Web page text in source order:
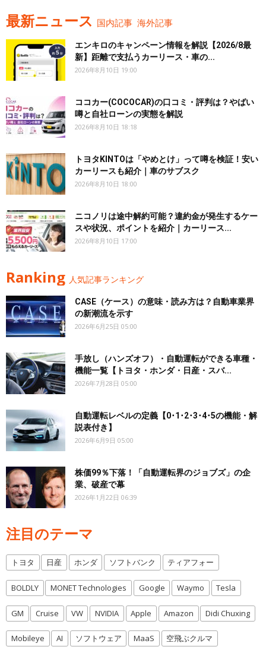
最新ニュース 国内記事 海外記事
エンキロのキャンペーン情報を解説【2026/8最
新】距離で支払うカーリース・車の...
2026年8月10日 19:00
ココカー(COCOCAR)の口コミ・評判は？やばい
噂と自社ローンの実態を解説
2026年8月10日 18:18
トヨタKINTOは「やめとけ」って噂を検証！安い
カーリースも紹介｜車のサブスク
2026年8月10日 18:00
ニコノリは途中解約可能？違約金が発生するケー
スや状況、ポイントを紹介｜カーリース...
2026年8月10日 17:00
Ranking 人気記事ランキング
CASE（ケース）の意味・読み方は？自動車業界
の新潮流を示す
2026年6月25日 05:00
手放し（ハンズオフ）・自動運転ができる車種・
機能一覧【トヨタ・ホンダ・日産・スバ...
2026年7月28日 05:00
自動運転レベルの定義【0･1･2･3･4･5の機能・解
説表付き】
2026年6月9日 05:00
株価99％下落！「自動運転界のジョブズ」の企
業、破産で幕
2026年1月22日 06:39
注目のテーマ
トヨタ 日産 ホンダ ソフトバンク ティアフォー
BOLDLY MONET Technologies Google Waymo Tesla
GM Cruise VW NVIDIA Apple Amazon Didi Chuxing
Mobileye AI ソフトウェア MaaS 空飛ぶクルマ